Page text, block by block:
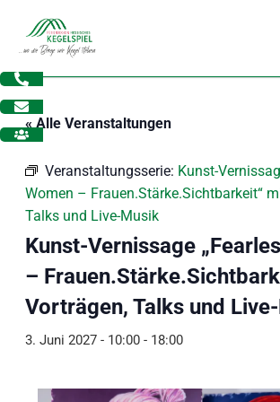
Inhalt
springen
« Alle Veranstaltungen
Veranstaltungsserie: Kunst-
Women – Frauen.Stärke.Sichtbarkeit“
Talks und Live-Musik
Kunst-Vernissage
–
Vorträgen, Talks und
3. Juni 2027 - 10:00- 18:00